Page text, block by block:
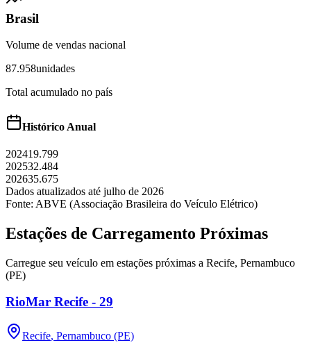
Brasil
Volume de vendas nacional
87.958unidades
Total acumulado no país
Histórico Anual
202419.799
202532.484
202635.675
Dados atualizados até julho de 2026
Fonte: ABVE (Associação Brasileira do Veículo Elétrico)
Estações de Carregamento Próximas
Carregue seu veículo em estações próximas a Recife, Pernambuco
(PE)
RioMar Recife - 29
Recife, Pernambuco (PE)